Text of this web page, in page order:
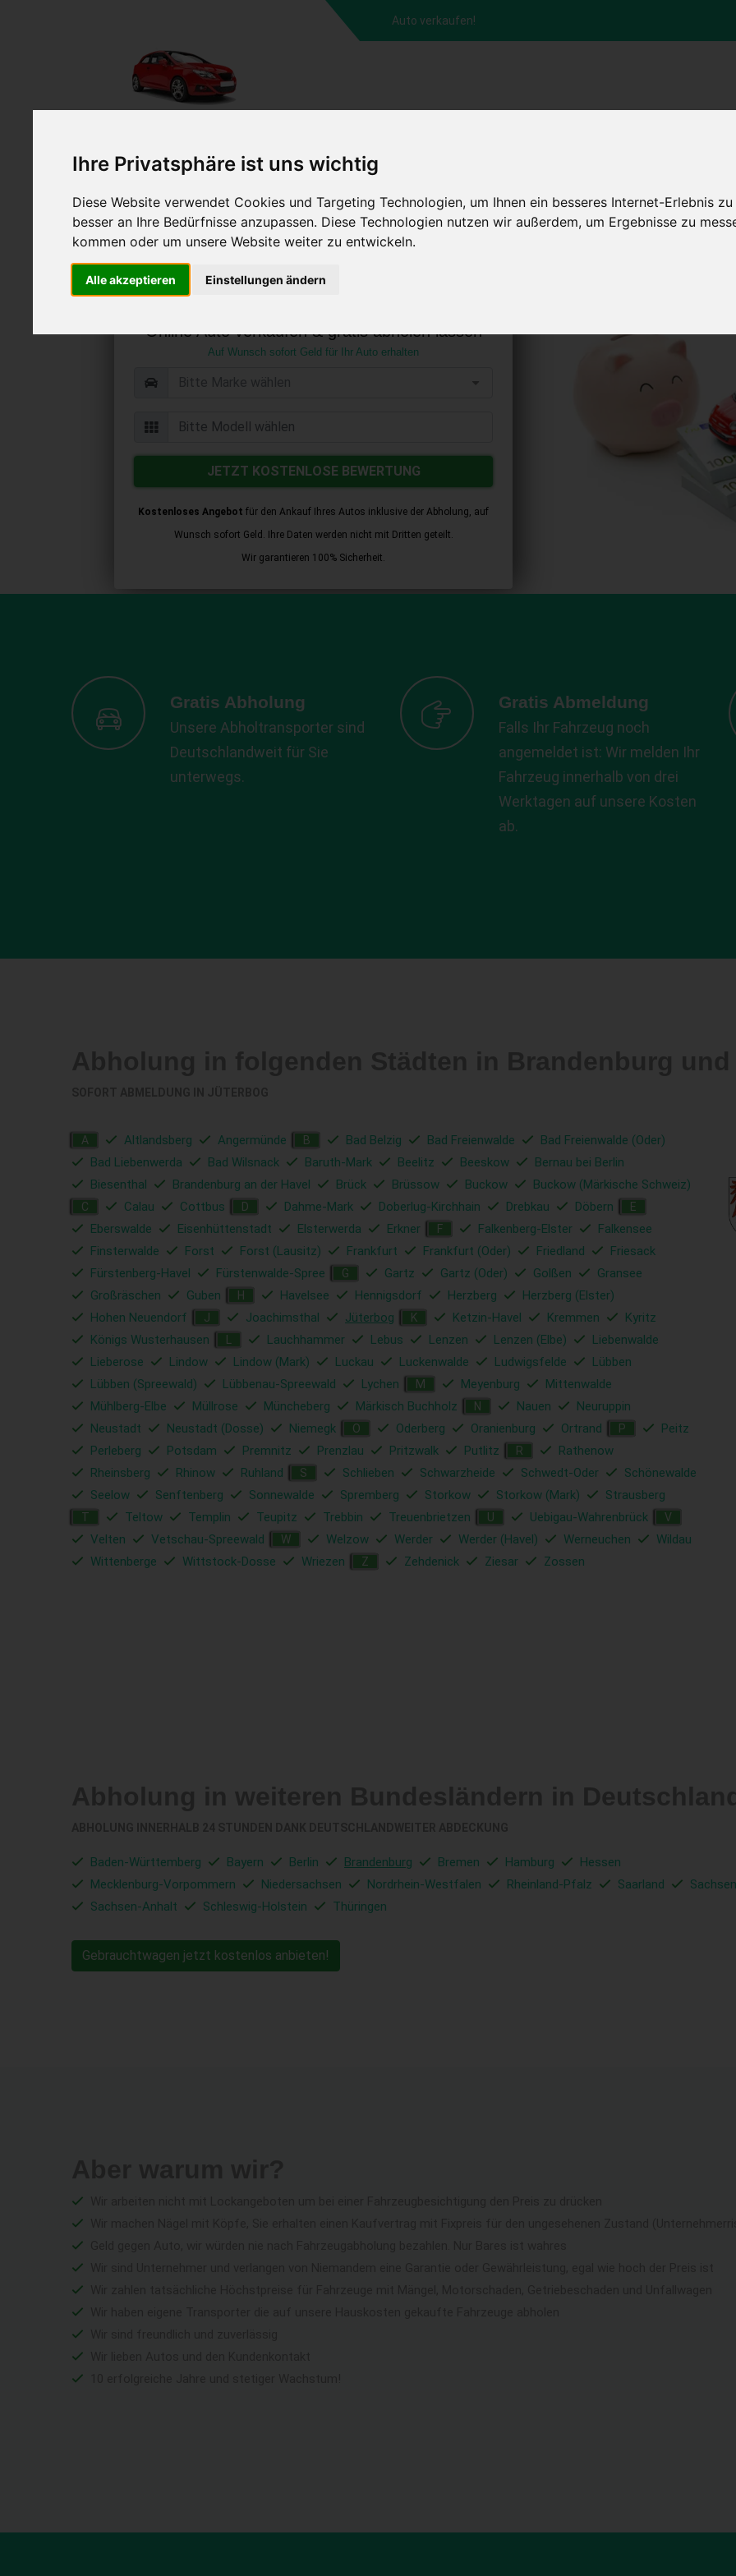
Ihre Privatsphäre ist uns wichtig
Diese Website verwendet Cookies und Targeting Technologien, um Ihnen ein besseres Internet-Erlebnis
besser an Ihre Bedürfnisse anzupassen. Diese Technologien nutzen wir außerdem, um Ergebnisse zu
kommen oder um unsere Website weiter zu entwickeln.
Alle akzeptieren Einstellungen ändern
Auto verkaufen!
HOME KONTAKT ABLAUF
Auto verkaufen in Jüterbog Brandenburg
Online Auto verkaufen & gratis abholen lassen
Auf Wunsch sofort Geld für Ihr Auto erhalten
JETZT KOSTENLOSE BEWERTUNG
Kostenloses Angebot für den Ankauf Ihres Autos inklusive der Abholung, auf
Wunsch sofort Geld. Ihre Daten werden nicht mit Dritten geteilt.
Wir garantieren 100% Sicherheit.
Gratis Abholung
Unsere Abholtransporter sind
Deutschlandweit für Sie
unterwegs.
Gratis Abmeldung
Falls Ihr Fahrzeug noch
angemeldet ist: Wir melden Ihr
Fahrzeug innerhalb von drei
Werktagen auf unsere Kosten
ab.
A Altlandsberg Angermünde B Bad Belzig Bad Freienwalde
Bad Freienwalde (Oder)
Bad Liebenwerda
Bad Wilsnack Baruth-Mark Beelitz Beeskow
Bernau bei Berlin
Biesenthal
Brandenburg an der Havel Brück Brüssow Buckow Buckow (Märkische Schweiz)
C Calau Cottbus D Dahme-Mark Doberlug-Kirchhain Drebkau Döbern E
Eberswalde Eisenhüttenstadt Elsterwerda Erkner F Falkenberg-Elster
Falkensee
Finsterwalde
Forst Forst (Lausitz) Frankfurt Frankfurt (Oder) Friedland
Friesack
Fürstenberg-Havel
Fürstenwalde-Spree G Gartz Gartz (Oder) Golßen
Gransee
Großräschen
Guben H Havelsee Hennigsdorf Herzberg
Herzberg (Elster)
Hohen Neuendorf
J Joachimsthal Jüterbog K Ketzin-Havel Kremmen
Kyritz
Königs Wusterhausen
Lauchhammer Lebus Lenzen Lenzen (Elbe)
Liebenwalde
Lieberose
Lindow Lindow (Mark) Luckau Luckenwalde Ludwigsfelde
Lübben
Lübben (Spreewald)
Lübbenau-Spreewald Lychen M Meyenburg
Mittenwalde
Mühlberg-Elbe
Müllrose Müncheberg Märkisch Buchholz N Nauen
Neuruppin
Neustadt
Neustadt (Dosse) Niemegk O Oderberg Oranienburg Ortrand P
Peitz
Perleberg
Potsdam Premnitz Prenzlau Pritzwalk Putlitz R
Rathenow
Rheinsberg
Rhinow Ruhland S Schlieben Schwarzheide Schwedt-Oder
Schönewalde
Seelow
Senftenberg Sonnewalde Spremberg Storkow Storkow (Mark) Strausberg
T Teltow Templin Teupitz Trebbin Treuenbrietzen U Uebigau-Wahrenbrück V
Velten Vetschau-Spreewald W Welzow Werder Werder (Havel) Werneuchen
Wildau
Wittenberge
Wittstock-Dosse Wriezen Z Zehdenick Ziesar Zossen
Baden-Württemberg Bayern Berlin Brandenburg Bremen Hamburg
Hessen
Mecklenburg-Vorpommern
Niedersachsen Nordrhein-Westfalen Rheinland-Pfalz Saarland
Sachsen
Sachsen-Anhalt
Schleswig-Holstein Thüringen
Gebrauchtwagen jetzt kostenlos anbieten!